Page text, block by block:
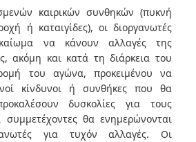
καιρικών συνθηκών (πυκνή
ή καταιγίδες), οι διοργανωτές
να κάνουν αλλαγές της
ακόμη και κατά τη διάρκεια του
του αγώνα, προκειμένου να
κίνδυνοι ή συνθήκες που θα
δυσκολίες για τους
συμμετέχοντες θα ενημερώνονται
για τυχόν αλλαγές. Οι